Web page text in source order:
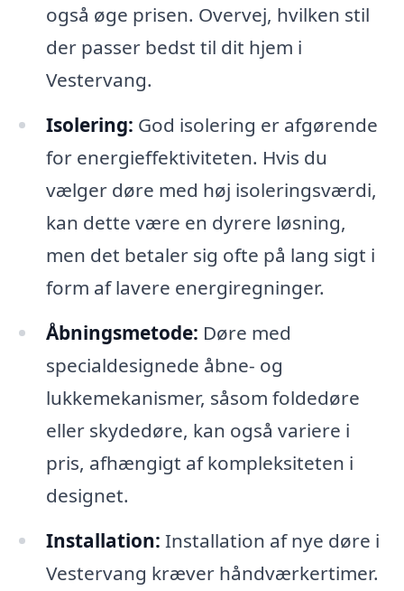
også øge prisen. Overvej, hvilken stil
der passer bedst til dit hjem i
Vestervang.
Isolering: God isolering er afgørende
for energieffektiviteten. Hvis du
vælger døre med høj isoleringsværdi,
kan dette være en dyrere løsning,
men det betaler sig ofte på lang sigt i
form af lavere energiregninger.
Åbningsmetode: Døre med
specialdesignede åbne- og
lukkemekanismer, såsom foldedøre
eller skydedøre, kan også variere i
pris, afhængigt af kompleksiteten i
designet.
Installation: Installation af nye døre i
Vestervang kræver håndværkertimer.